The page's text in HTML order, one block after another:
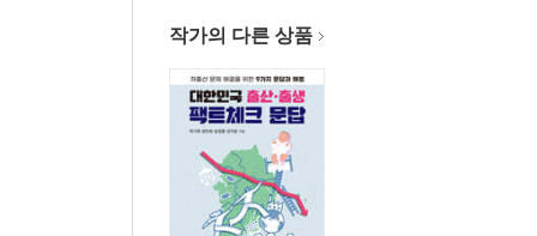
작가의 다른 상품